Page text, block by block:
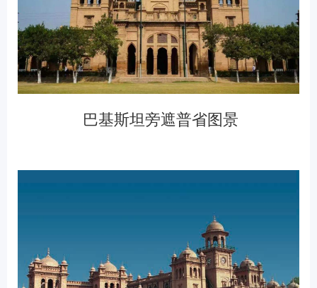
巴基斯坦旁遮普省图景